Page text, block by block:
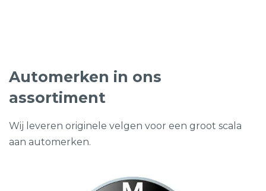
Automerken in ons
assortiment
Wij leveren originele velgen voor een groot scala
aan automerken.